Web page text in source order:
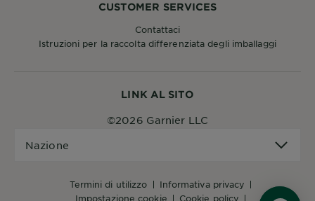
LINK AL SITO
termini di utilizzo
informativa privacy
impostazione cookie
cookie policy
Nazione
©2026 Garnier LLC
CUSTOMER SERVICES
Contattaci
Istruzioni per la raccolta differenziata degli imballaggi